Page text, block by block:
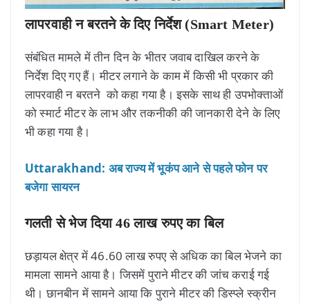
लापरवाही न बरतने के दिए निर्देश (Smart Meter)
संबंधित मामले में तीन दिन के भीतर जवाब दाखिल करने के
निर्देश दिए गए हैं। मीटर लगाने के काम में किसी भी प्रकार की
लापरवाही न बरतने को कहा गया है। इसके साथ ही उपभोक्ताओं
को स्मार्ट मीटर के लाभ और तकनीकी की जानकारी देने के लिए
भी कहा गया है।
Uttarakhand: अब राज्य में भूकंप आने से पहले फोन पर
बजेगा सायरन
गलती से भेज दिया 46 लाख रुपए का बिल
छड़ायल क्षेत्र में 46.60 लाख रुपए से अधिक का बिल भेजने का
मामला सामने आया है। जिसमें पुराने मीटर की जांच कराई गई
थी। छानबीन में सामने आया कि पुराने मीटर की डिस्प्ले स्क्रीन